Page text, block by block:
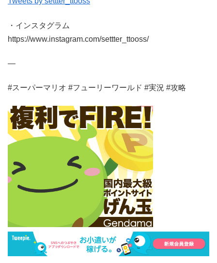
・インスタグラム
https://www.instagram.com/settter_ttooss/
—
‪#スーパーマリオ #フューリーワールド #実況 #攻略